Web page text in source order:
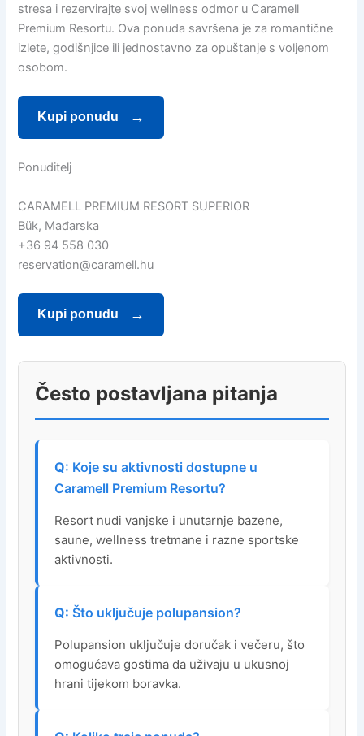
stresa i rezervirajte svoj wellness odmor u Caramell
Premium Resortu. Ova ponuda savršena je za romantične
izlete, godišnjice ili jednostavno za opuštanje s voljenom
osobom.
Kupi ponudu
Ponuditelj
CARAMELL PREMIUM RESORT SUPERIOR
Bük, Mađarska
+36 94 558 030
reservation@caramell.hu
Kupi ponudu
Često postavljana pitanja
Koje su aktivnosti dostupne u
Caramell Premium Resortu?
Resort nudi vanjske i unutarnje bazene,
saune, wellness tretmane i razne sportske
aktivnosti.
Što uključuje polupansion?
Polupansion uključuje doručak i večeru, što
omogućava gostima da uživaju u ukusnoj
hrani tijekom boravka.